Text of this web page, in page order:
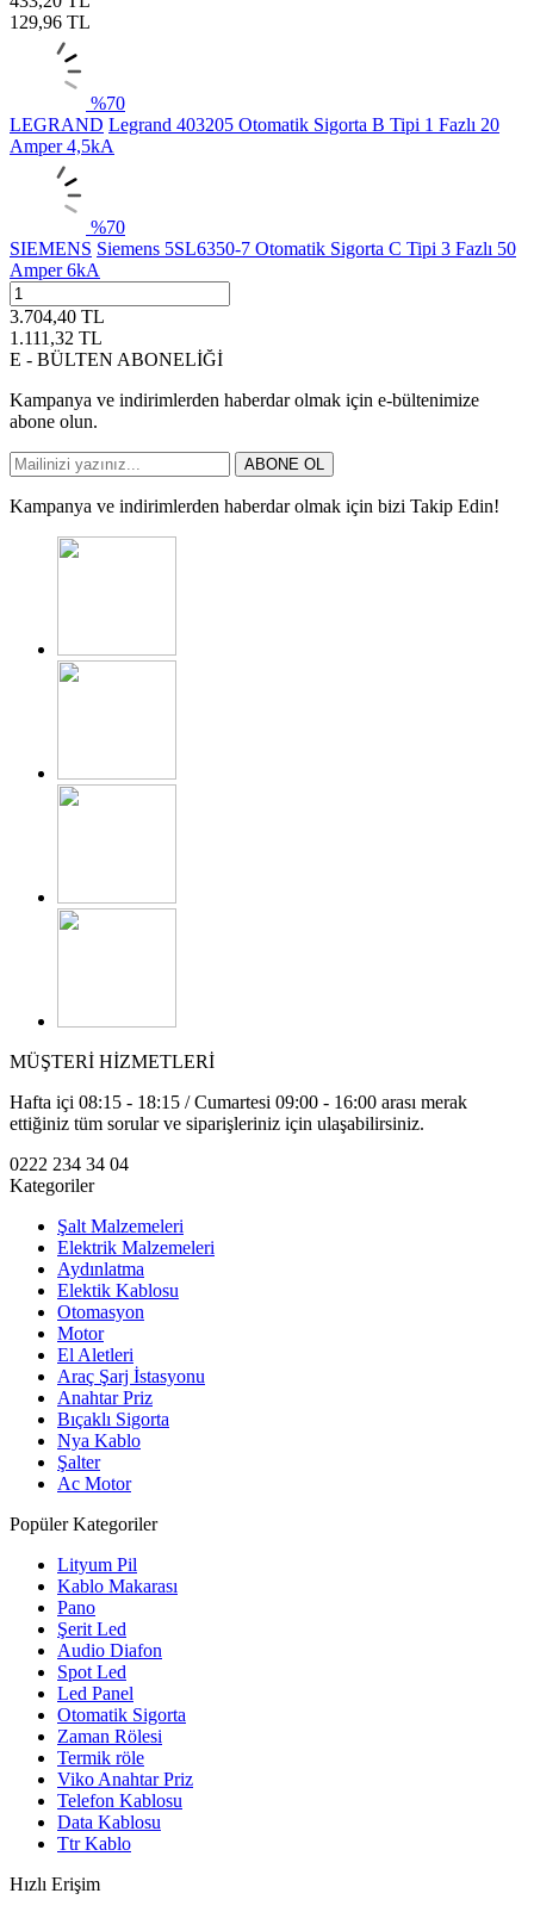
129,96 TL
%70
LEGRAND Legrand 403205 Otomatik Sigorta B Tipi 1 Fazlı 20
Amper 4,5kA
%70
SIEMENS Siemens 5SL6350-7 Otomatik Sigorta C Tipi 3 Fazlı 50
Amper 6kA
3.704,40 TL
1.111,32 TL
E - BÜLTEN ABONELİĞİ
Kampanya ve indirimlerden haberdar olmak için e-bültenimize
abone olun.
ABONE OL
Kampanya ve indirimlerden haberdar olmak için bizi Takip Edin!
MÜŞTERİ HİZMETLERİ
Hafta içi 08:15 - 18:15 / Cumartesi 09:00 - 16:00 arası merak
ettiğiniz tüm sorular ve siparişleriniz için ulaşabilirsiniz.
0222 234 34 04
Kategoriler
Şalt Malzemeleri
Elektrik Malzemeleri
Aydınlatma
Elektik Kablosu
Otomasyon
Motor
El Aletleri
Araç Şarj İstasyonu
Anahtar Priz
Bıçaklı Sigorta
Nya Kablo
Şalter
Ac Motor
Popüler Kategoriler
Lityum Pil
Kablo Makarası
Pano
Şerit Led
Audio Diafon
Spot Led
Led Panel
Otomatik Sigorta
Zaman Rölesi
Termik röle
Viko Anahtar Priz
Telefon Kablosu
Data Kablosu
Ttr Kablo
Hızlı Erişim